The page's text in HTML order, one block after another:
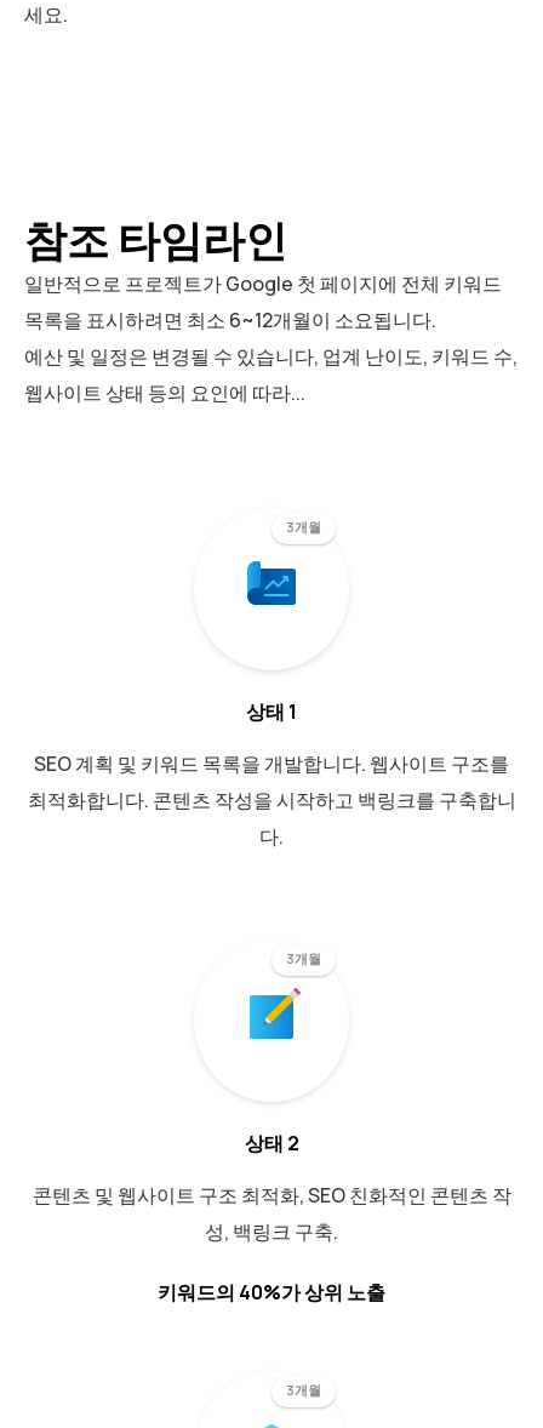
세요.
참조 타임라인
일반적으로 프로젝트가 Google 첫 페이지에 전체 키워드
목록을 표시하려면 최소 6~12개월이 소요됩니다.
예산 및 일정은 변경될 수 있습니다, 업계 난이도, 키워드 수,
웹사이트 상태 등의 요인에 따라...
상태 1
SEO 계획 및 키워드 목록을 개발합니다. 웹사이트 구조를
최적화합니다. 콘텐츠 작성을 시작하고 백링크를 구축합니
다.
3개월
상태 2
콘텐츠 및 웹사이트 구조 최적화, SEO 친화적인 콘텐츠 작
성, 백링크 구축.
키워드의 40%가 상위 노출
3개월
3개월